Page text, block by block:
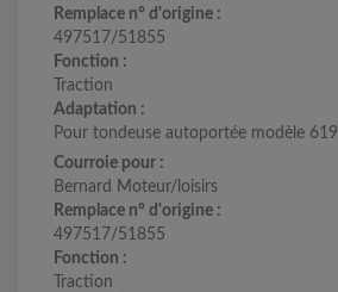
Remplace n° d'origine :
497517/51855
Fonction :
Traction
Adaptation :
Pour tondeuse autoportée modèle 619
Courroie pour :
Bernard Moteur/loisirs
Remplace n° d'origine :
497517/51855
Fonction :
Traction